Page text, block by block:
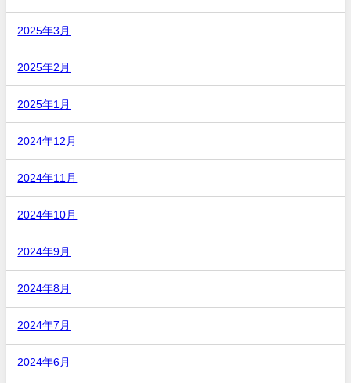
2025年3月
2025年2月
2025年1月
2024年12月
2024年11月
2024年10月
2024年9月
2024年8月
2024年7月
2024年6月